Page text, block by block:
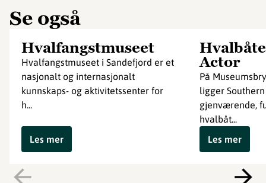
Se også
Hvalfangstmuseet
Hvalfangstmuseet i Sandefjord er et
nasjonalt og internasjonalt
kunnskaps- og aktivitetssenter for
h...
Les mer
Actor
På
ligger
gjenværende,
hvalbåt...
Les mer